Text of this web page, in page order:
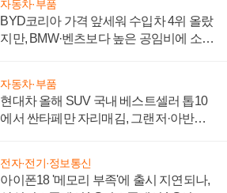
자동차·부품
BYD코리아 가격 앞세워 수입차 4위 올랐
지만, BMW·벤츠보다 높은 공임비에 소비
자동차·부품
현대차 올해 SUV 국내 베스트셀러 톱10
에서 싼타페만 자리매김, 그랜저·아반떼
전자·전기·정보통신
아이폰18 '메모리 부족'에 출시 지연되나,